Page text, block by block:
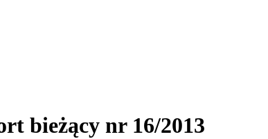
bieżący nr 16/2013